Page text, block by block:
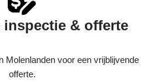
& offerte
Molenlanden voor een vrijblijvende
offerte.